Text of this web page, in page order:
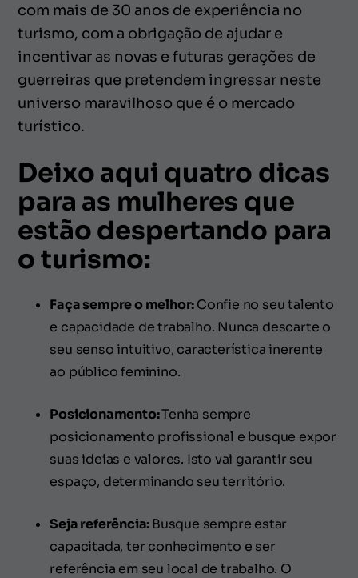
com mais de 30 anos de experiência no
turismo, com a obrigação de ajudar e
incentivar as novas e futuras gerações de
guerreiras que pretendem ingressar neste
universo maravilhoso que é o mercado
turístico.
Deixo aqui quatro dicas
para as mulheres que
estão despertando para
o turismo:
Faça sempre o melhor:Confie no seu talento
e capacidade de trabalho. Nunca descarte o
seu senso intuitivo, característica inerente
ao público feminino.
Posicionamento:Tenha sempre
posicionamento profissional e busque expor
suas ideias e valores. Isto vai garantir seu
espaço, determinando seu território.
Seja referência:Busque sempre estar
capacitada, ter conhecimento e ser
referência em seu local de trabalho. O